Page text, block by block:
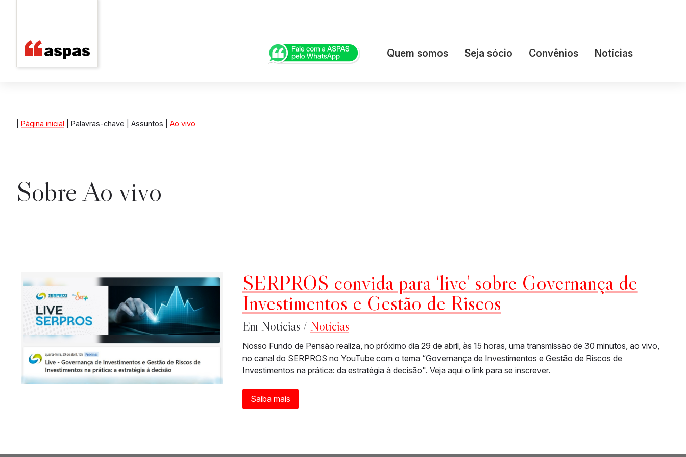
Quem somos Seja sócio Convênios Notícias
Página inicial | Palavras-chave | Assuntos | Ao vivo
SobreAo vivo
SERPROS convida para ‘live’ sobre Governança de
Investimentos e Gestão de Riscos
Em Notícias / Notícias
Nosso Fundo de Pensão realiza, no próximo dia 29 de abril, às 15 horas, uma transmissão de 30 minutos, ao vivo,
no canal do SERPROS no YouTube com o tema “Governança de Investimentos e Gestão de Riscos de
Investimentos na prática: da estratégia à decisão". Veja aqui o link para se inscrever.
Saiba mais